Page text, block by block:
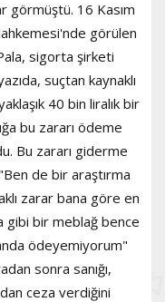
görmüştü. 16 Kasım
görülen
sigorta şirketi
suçtan kaynaklı
40 bin liralık bir
bu zararı ödeme
Bu zararı giderme
de bir araştırma
zarar bana göre en
gibi bir meblağ bence
ödeyemiyorum"
sonra sanığı,
ceza verdiğini